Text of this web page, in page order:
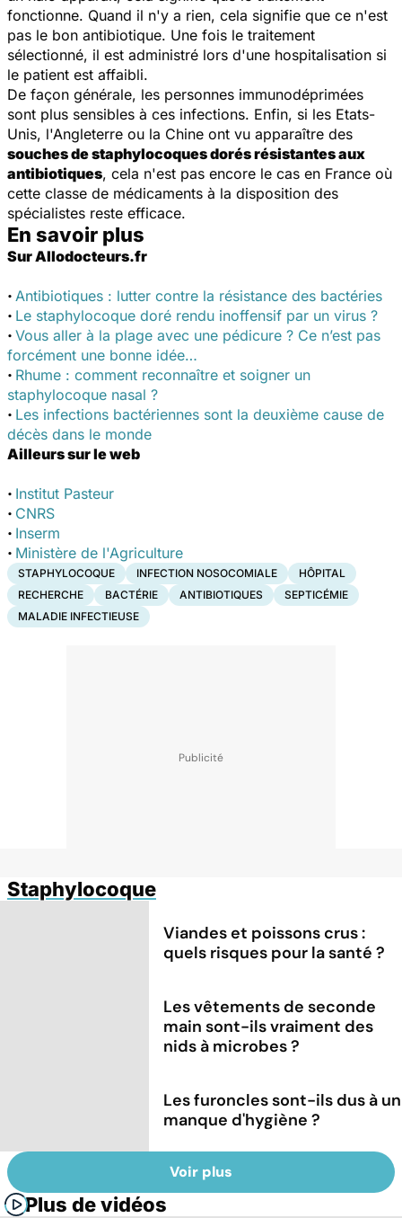
fonctionne. Quand il n'y a rien, cela signifie que ce n'est
pas le bon antibiotique. Une fois le traitement
sélectionné, il est administré lors d'une hospitalisation si
le patient est affaibli.
De façon générale, les personnes immunodéprimées
sont plus sensibles à ces infections. Enfin, si les Etats-
Unis, l'Angleterre ou la Chine ont vu apparaître des
souches de staphylocoques dorés résistantes aux
antibiotiques, cela n'est pas encore le cas en France où
cette classe de médicaments à la disposition des
spécialistes reste efficace.
En savoir plus
Sur Allodocteurs.fr
· Antibiotiques : lutter contre la résistance des bactéries
· Le staphylocoque doré rendu inoffensif par un virus ?
· Vous aller à la plage avec une pédicure ? Ce n’est pas
forcément une bonne idée…
· Rhume : comment reconnaître et soigner un
staphylocoque nasal ?
· Les infections bactériennes sont la deuxième cause de
décès dans le monde
Ailleurs sur le web
· Institut Pasteur
· CNRS
· Inserm
· Ministère de l'Agriculture
STAPHYLOCOQUE INFECTION NOSOCOMIALE
HÔPITAL
RECHERCHE
BACTÉRIE ANTIBIOTIQUES
SEPTICÉMIE
MALADIE INFECTIEUSE
Staphylocoque
Viandes et poissons crus :
quels risques pour la santé ?
Les vêtements de seconde
main sont-ils vraiment des
nids à microbes ?
Les furoncles sont-ils dus à un
manque d'hygiène ?
Voir plus
Plus de vidéos